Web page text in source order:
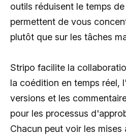
outils réduisent le temps
permettent de vous
plutôt que sur les tâches
Stripo facilite la
la coédition en temps réel,
versions et les
pour les processus
Chacun peut voir les mises